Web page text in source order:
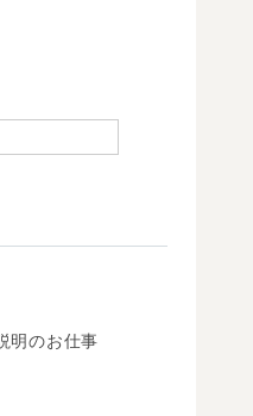
明のお仕事